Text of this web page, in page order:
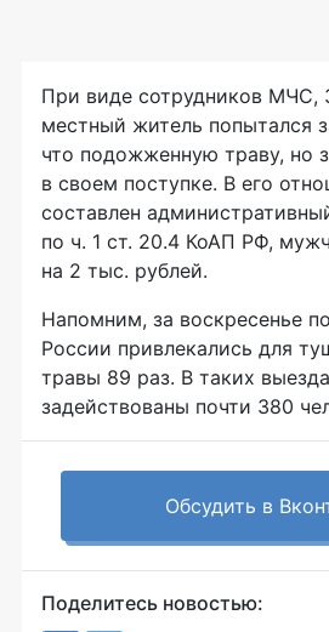
При виде сотрудников МЧС,
местный житель попытался
что подожженную траву, но
в своем поступке. В его
составлен
по ч. 1 ст. 20.4 КоАП РФ,
на 2 тыс. рублей.
Напомним, за воскресенье
России привлекались для
травы 89 раз. В таких
задействованы почти 380
Обсудить в
Поделитесь новостью: